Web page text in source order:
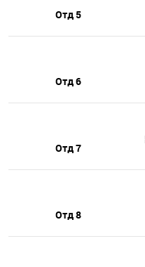
Отд 5
Отд 6
Отд 7
Отд 8